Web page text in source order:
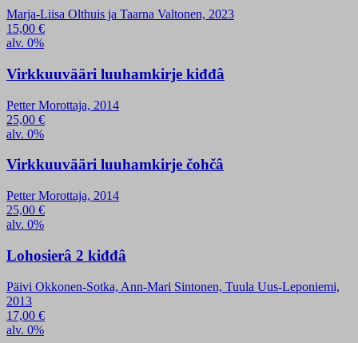
Marja-Liisa Olthuis ja Taarna Valtonen, 2023
15,00 €
alv. 0%
Virkkuuvääri luuhamkirje kiđđâ
Petter Morottaja, 2014
25,00 €
alv. 0%
Virkkuuvääri luuhamkirje čohčâ
Petter Morottaja, 2014
25,00 €
alv. 0%
Lohosierâ 2 kiđđâ
Päivi Okkonen-Sotka, Ann-Mari Sintonen, Tuula Uus-Leponiemi,
2013
17,00 €
alv. 0%